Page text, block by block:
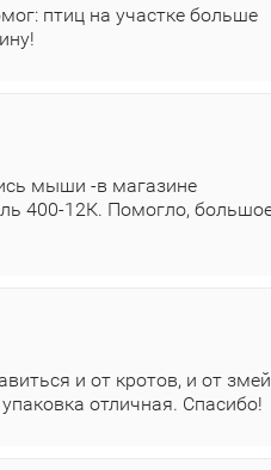
птиц на участке больше
мыши -в магазине
400‑12К. Помогло,
и от кротов, и от
отличная. Спасибо!